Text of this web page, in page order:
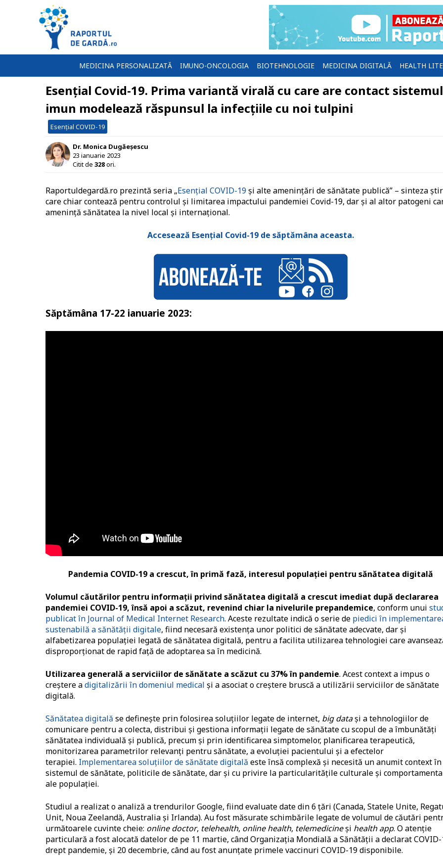
MEDICINA PERSONALIZATĂ IMUNO-ONCOLOGIA BIOTEHNOLOGIE MEDICINA DIGITALĂ HEALTH
Esențial Covid-19. Prima variantă virală cu care are contact sistemul
imun modelează răspunsul la infecţiile cu noi tulpini
Esențial COVID-19
Dr. Monica Dugăeșescu
23 ianuarie 2023
Citit de 328ori.
Raportuldegardă.ro prezintă seria „Esențial COVID-19 și alte amenințări de sănătate publică” – sinteza
care chiar contează pentru controlul și limitarea impactului pandemiei Covid-19, dar și al altor patogeni
amenință sănătatea la nivel local și internațional.
Accesează Esențial Covid-19 de săptămâna aceasta.
Săptămâna 17-22 ianuarie 2023:
Pandemia COVID-19 a crescut, în primă fază, interesul populaţiei pentru sănătatea digitală
Volumul căutărilor pentru informații privind sănătatea digitală a crescut imediat după declararea
pandemiei COVID-19, însă apoi a scăzut, revenind chiar la nivelurile prepandemice, conform unui
publicat în Journal of Medical Internet Research. Aceste rezultate indică o serie de piedici în
sustenabilă a sănătăţii digitale, fiind necesară existenţa unor politici de sănătate adecvate, dar şi
alfabetizarea populaţiei legată de sănătatea digitală, pentru a facilita utilizarea tehnologiei care
disproporţionat de rapid faţă de adoptarea sa în medicină.
Utilizarea generală a serviciilor de sănătate a scăzut cu 37% în pandemie. Acest context a impus o
creştere adigitalizării în domeniul medical şi a asociat o creştere bruscă a utilizării serviciilor de sănătate
digitală.
Sănătatea digitală se defineşte prin folosirea soluţiilor legate de internet, big dataşi a tehnologiilor de
comunicare pentru a colecta, distribui şi gestiona informaţii legate de sănătate cu scopul de a îmbunătăţi
sănătatea individuală şi publică, precum şi prin identificarea simptomelor, planificarea terapeutică,
monitorizarea parametrilor relevanţi pentru sănătate, a evoluţiei pacientului şi a efectelor
terapiei. Implementarea soluţiilor de sănătate digitală este însă complexă şi necesită un anumit context în
sistemul de sănătate, politicile de sănătate, dar şi cu privire la particularităţile culturale şi
ale populaţiei.
Studiul a realizat o analiză a trendurilor Google, fiind evaluate date din 6 ţări (Canada, Statele Unite,
Unit, Noua Zeelandă, Australia şi Irlanda). Au fost măsurate schimbările legate de volumul de căutări
următoarele cuvinte cheie: online doctor, telehealth, online health, telemedicineşi health app. O atenţie
particulară a fost alocată datelor de pe 11 martie, când Organizaţia Mondială a Sănătăţii a declarat
drept pandemie, şi 20 decembrie, când au fost anunţate primele vaccinuri COVID-19 disponibile.